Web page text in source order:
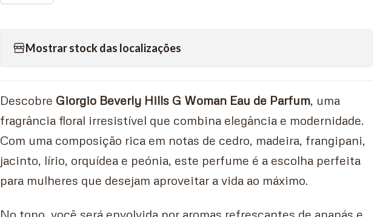
Mostrar stock das localizações
Descobre Giorgio Beverly Hills G Woman Eau de Parfum, uma
fragrância floral irresistível que combina elegância e modernidade.
Com uma composição rica em notas de cedro, madeira, frangipani,
jacinto, lírio, orquídea e peónia, este perfume é a escolha perfeita
para mulheres que desejam aproveitar a vida ao máximo.
No topo, você será envolvida por aromas refrescantes de ananás e